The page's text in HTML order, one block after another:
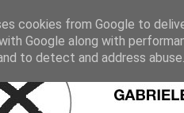
cookies from Google to
Google along with
to detect and address abuse.